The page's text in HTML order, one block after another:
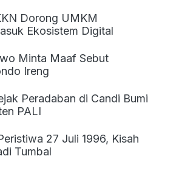
Dorong UMKM
Ekosistem Digital
Minta Maaf Sebut
Ireng
Peradaban di Candi Bumi
PALI
27 Juli 1996, Kisah
Tumbal